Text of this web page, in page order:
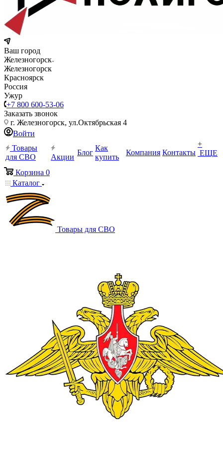
Ваш город
Железногорск
Железногорск
Красноярск
Россия
Ужур
+7 800 600-53-06
Заказать звонок
г. Железногорск, ул.Октябрьская 4
Войти
Товары
для СВО
Акции
Блог
Как
купить
Компания Контакты
+
ЕЩЕ
Корзина 0
Каталог
Товары для СВО